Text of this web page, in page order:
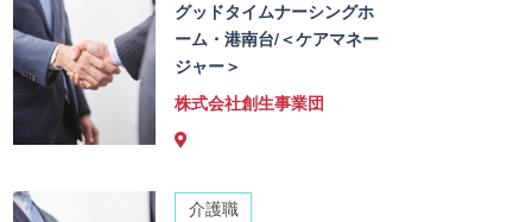
グッドタイムナーシングホ
ーム・港南台/＜ケアマネー
ジャー＞
株式会社創生事業団
介護職